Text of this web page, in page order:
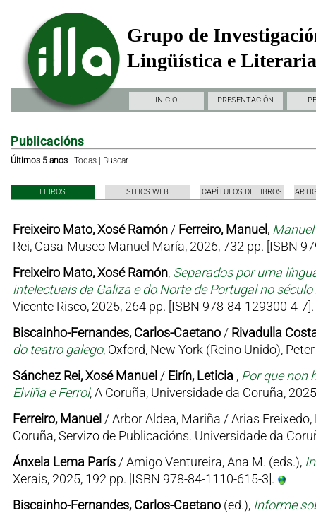
Grupo de
Lingüística e
INICIO PRESENTACIÓN
Publicacións
Últimos 5 anos| Todas| Buscar
LIBROS SITIOS WEB CAPÍTULOS DE LIBROS
Freixeiro Mato, Xosé Ramón/ Ferreiro, Manuel,
Rei, Casa-Museo Manuel María, 2026, 732 pp. [ISBN
Freixeiro Mato, Xosé Ramón, Separados por uma
intelectuais da Galiza e do Norte de Portugal no
Vicente Risco, 2025, 264 pp. [ISBN 978-84-129300-4-7].
Biscainho-Fernandes, Carlos-Caetano/ Rivadulla
do teatro galego, Oxford, New York (Reino Unido),
Sánchez Rei, Xosé Manuel / Eirín, Leticia , Por que non
Elviña e Ferrol, A Coruña, Universidade da Coruña,
Ferreiro, Manuel / Arbor Aldea, Mariña / Arias
Coruña, Servizo de Publicacións. Universidade da
Ánxela Lema París/ Amigo Ventureira, Ana M. (eds.),
Xerais, 2025, 192 pp. [ISBN 978-84-1110-615-3].
Biscainho-Fernandes, Carlos-Caetano(ed.), Informe